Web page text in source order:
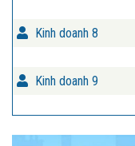
Kinh doanh 8
Kinh doanh 9